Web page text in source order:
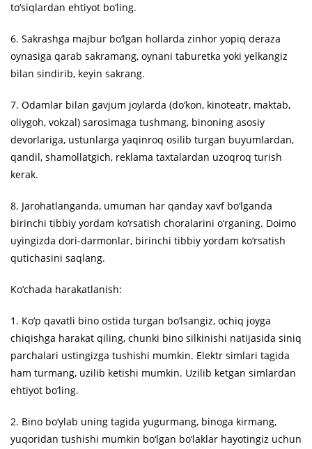
to‘siqlardan ehtiyot bo‘ling.
6. Sakrashga majbur bo‘lgan hollarda zinhor yopiq deraza
oynasiga qarab sakramang, oynani taburetka yoki yelkangiz
bilan sindirib, keyin sakrang.
7. Odamlar bilan gavjum joylarda (do‘kon, kinoteatr, maktab,
oliygoh, vokzal) sarosimaga tushmang, binoning asosiy
devorlariga, ustunlarga yaqinroq osilib turgan buyumlardan,
qandil, shamollatgich, reklama taxtalardan uzoqroq turish
kerak.
8. Jarohatlanganda, umuman har qanday xavf bo‘lganda
birinchi tibbiy yordam ko‘rsatish choralarini o‘rganing. Doimo
uyingizda dori-darmonlar, birinchi tibbiy yordam ko‘rsatish
qutichasini saqlang.
Ko‘chada harakatlanish:
1. Ko‘p qavatli bino ostida turgan bo‘lsangiz, ochiq joyga
chiqishga harakat qiling, chunki bino silkinishi natijasida siniq
parchalari ustingizga tushishi mumkin. Elektr simlari tagida
ham turmang, uzilib ketishi mumkin. Uzilib ketgan simlardan
ehtiyot bo‘ling.
2. Bino bo‘ylab uning tagida yugurmang, binoga kirmang,
yuqoridan tushishi mumkin bo‘lgan bo‘laklar hayotingiz uchun